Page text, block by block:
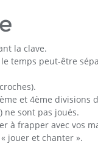
la clave.
temps peut-être
et 4ème divisions
ne sont pas joués.
à frapper avec vos
jouer et chanter ».